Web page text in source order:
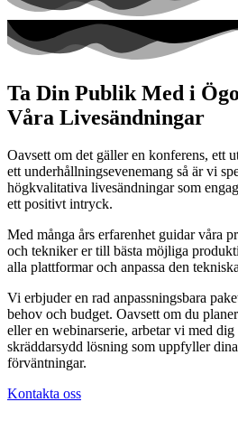
Ta Din Publik Med i
Våra Livesändningar
Oavsett om det gäller en konferens, ett
ett underhållningsevenemang så är vi
högkvalitativa livesändningar som
ett positivt intryck.
Med många års erfarenhet guidar våra
och tekniker er till bästa möjliga
alla plattformar och anpassa den
Vi erbjuder en rad anpassningsbara
behov och budget. Oavsett om du
eller en webinarserie, arbetar vi med dig
skräddarsydd lösning som uppfyller
förväntningar.
Kontakta oss